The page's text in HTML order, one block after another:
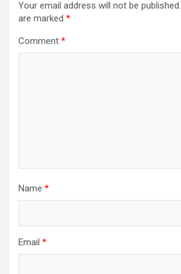
Your email address will not be published.
are marked *
Comment *
Name *
Email *